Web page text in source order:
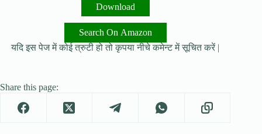
Download
Search On Amazon
यदि इस पेज में कोई त्रुटी हो तो कृपया नीचे कमेन्ट में सूचित करें |
Share this page: